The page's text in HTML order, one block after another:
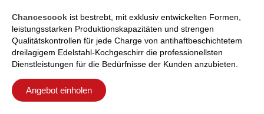
Chancescook ist bestrebt, mit exklusiv entwickelten Formen,
leistungsstarken Produktionskapazitäten und strengen
Qualitätskontrollen für jede Charge von antihaftbeschichtetem
dreilagigem Edelstahl-Kochgeschirr die professionellsten
Dienstleistungen für die Bedürfnisse der Kunden anzubieten.
Angebot einholen